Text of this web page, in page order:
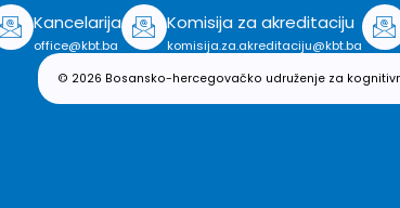
Kancelarija
office@kbt.ba
Komisija za akreditaciju
komisija.za.akreditaciju@kbt.ba
© 2026 Bosansko-hercegovačko udruženje za